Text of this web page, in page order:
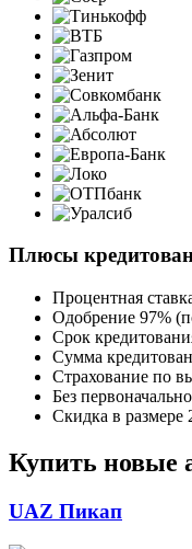
Плюсы
Процентная
Одобрение 97%
Срок
Сумма
Страхование по
Без
Скидка в размере
Купить новые
UAZ Пикап